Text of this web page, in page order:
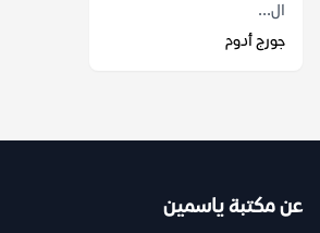
ال...
جورج أدوم
عن مكتبة ياسمين